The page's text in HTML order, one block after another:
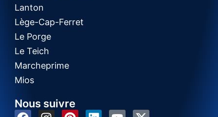
Lanton
Lège-Cap-Ferret
Le Porge
Le Teich
Marcheprime
Mios
Nous suivre